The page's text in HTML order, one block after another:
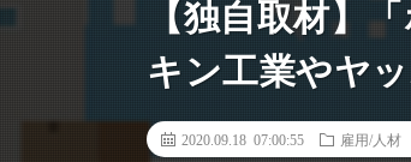
【独自取材】
キン工業やヤ
2020.09.18 07:00:55 雇用/人材